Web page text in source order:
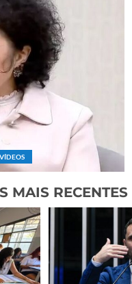
VÍDEOS
MAIS RECENTES